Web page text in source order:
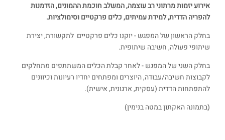
אירוע יזמות מרתוני רב עוצמה, המשלב חוכמת ההמונים, הזדמנות
להפריה הדדית, למידת עמיתים, כלים פרקטיים וסימולציות.
בחלק הראשון של המפגש - יוקנו כלים פרקטיים לתקשורת, יצירת
שיתופי פעולה, חשיבה שיתופית.
בחלק השני של המפגש - לאחר קבלת הכלים המשתתפים מתחלקים
לקבוצות חשיבה/עבודה, היוצרים ומפתחים יחדיו רעיונות וכיוונים
להתפתחות הדדית (עסקית, ארגונית, אישית).
(בתמונה האקתון במטה בנימין)